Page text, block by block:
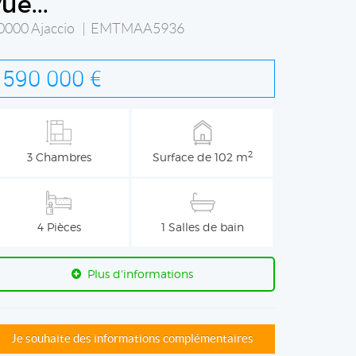
Ajaccio | EMTMAA5936
590 000 €
3 Chambres Surface de 102 m2
4 Pièces 1 Salles de bain
Plus d'informations
Je souhaite des informations complémentaires